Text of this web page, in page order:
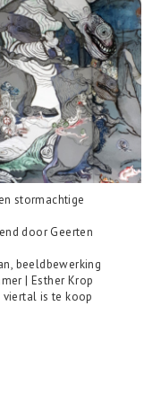
stormachtige
door Geerten
beeldbewerking
| Esther Krop
viertal is te koop